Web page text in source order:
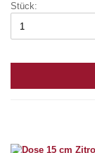
Stück: